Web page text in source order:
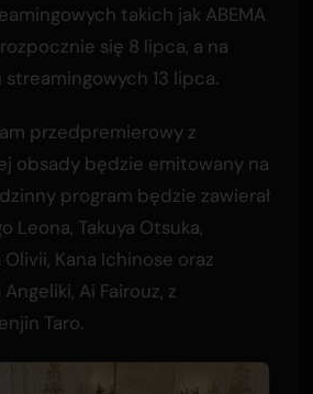
takich jak ABEMA
się 8 lipca, a na
13 lipca.
przedpremierowy z
obsady będzie emitowany na
program będzie zawierał
Leona, Takuya Otsuka,
Olivii, Kana Ichinose oraz
Ai Fairouz, z
Taro.